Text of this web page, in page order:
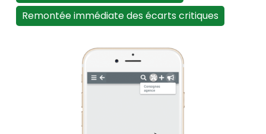
Remontée immédiate des écarts critiques